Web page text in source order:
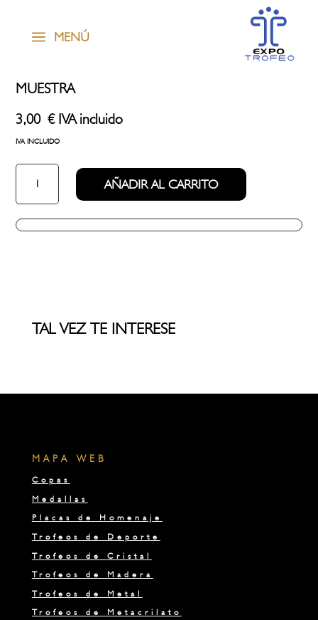
a MENÚ
MUESTRA
3,00€ IVA incluido
IVA INCLUIDO
cantidad
AÑADIR AL CARRITO
TAL VEZ TE INTERESE
MAPA WEB
Copas
Medallas
Placas de Homenaje
Trofeos de Deporte
Trofeos de Cristal
Trofeos de Madera
Trofeos de Metal
Trofeos de Metacrilato